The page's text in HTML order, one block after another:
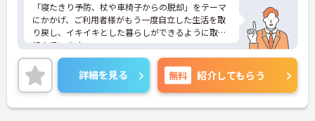
「寝たきり予防、杖や車椅子からの脱却」をテーマ
にかかげ、ご利用者様がもう一度自立した生活を取
り戻し、イキイキとした暮らしができるように取り
組んでいます。
整骨院からスタートした法人で、現在も店舗を増や
し続けている安定感のある母体です。事業拡大傾向
にあるため、頑張り次第ではキャリアアップも見込
めるます。複数の店舗を経営しているノウハウを生
かした研修制度も自身の成長に繋がります。自立支
詳細を見る 無料 紹介してもらう